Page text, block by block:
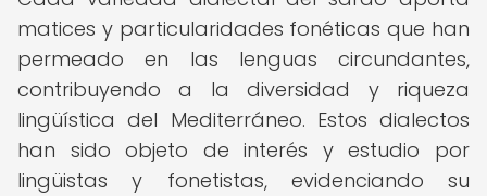
matices y particularidades fonéticas que han
permeado en las lenguas circundantes,
contribuyendo a la diversidad y riqueza
lingüística del Mediterráneo. Estos dialectos
han sido objeto de interés y estudio por
lingüistas y fonetistas, evidenciando su